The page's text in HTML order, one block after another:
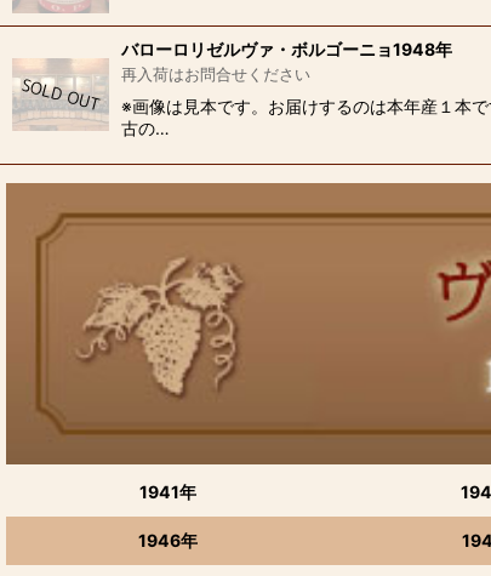
バローロリゼルヴァ・ボルゴーニョ1948年
再入荷はお問合せください
※画像は見本です。お届けするのは本年産１
古の…
1941年
1946年